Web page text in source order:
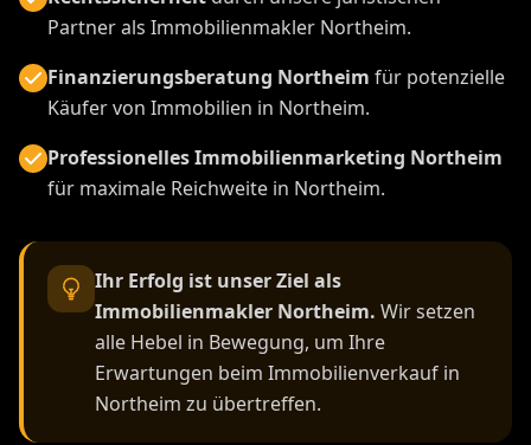
Partner als Immobilienmakler Northeim.
Finanzierungsberatung Northeim für potenzielle
Käufer von Immobilien in Northeim.
Professionelles Immobilienmarketing Northeim
für maximale Reichweite in Northeim.
Ihr Erfolg ist unser Ziel als
Immobilienmakler Northeim. Wir setzen
alle Hebel in Bewegung, um Ihre
Erwartungen beim Immobilienverkauf in
Northeim zu übertreffen.